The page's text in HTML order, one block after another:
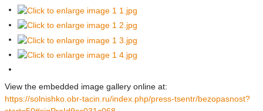
View the embedded image gallery online at:
https://solnishko.obr-tacin.ru/index.php/press-tsentr/bezopasnost?